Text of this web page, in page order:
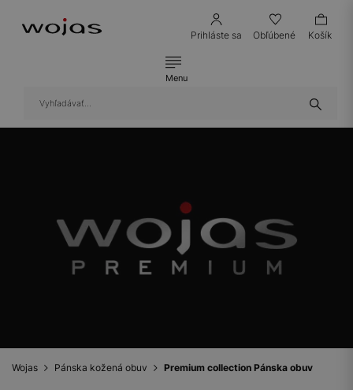
Prihláste sa Obľúbené Košík
Menu
Wojas Pánska kožená obuv Premium collection Pánska obuv